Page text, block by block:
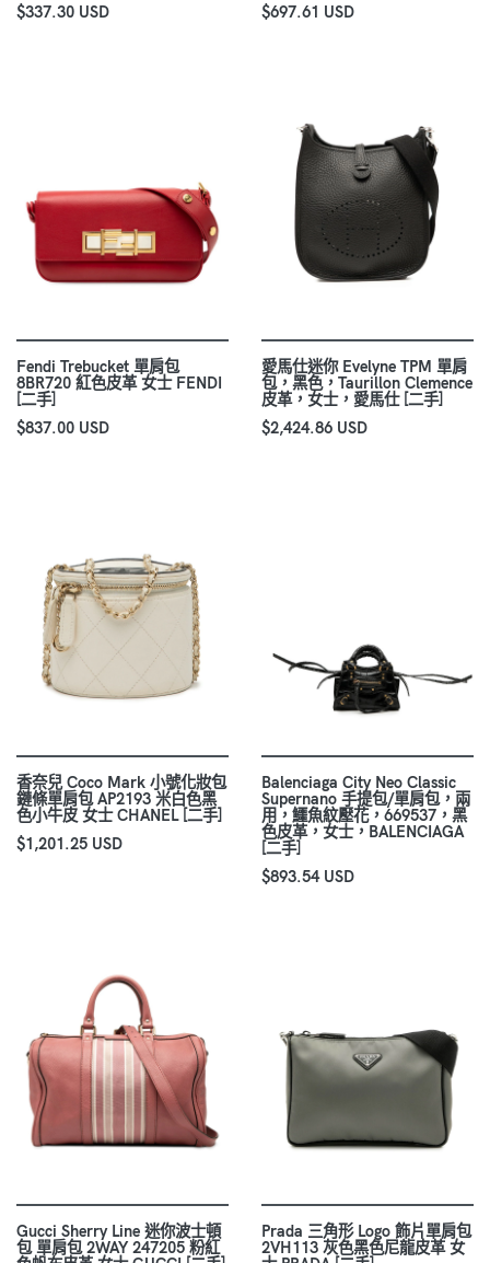
$337.30 USD
$697.61 USD
Fendi Trebucket 單肩包
8BR720 紅色皮革 女士 FENDI
[二手]
$837.00 USD
愛馬仕迷你 Evelyne TPM 單肩
包，黑色，Taurillon Clemence
皮革，女士，愛馬仕 [二手]
$2,424.86 USD
香奈兒 Coco Mark 小號化妝包
鏈條單肩包 AP2193 米白色黑
色小牛皮 女士 CHANEL [二手]
$1,201.25 USD
Balenciaga City Neo Classic
Supernano 手提包/單肩包，兩
用，鱷魚紋壓花，669537，黑
色皮革，女士，BALENCIAGA
[二手]
$893.54 USD
Gucci Sherry Line 迷你波士頓
包 單肩包 2WAY 247205 粉紅
Prada 三角形 Logo 飾片單肩包
2VH113 灰色黑色尼龍皮革 女